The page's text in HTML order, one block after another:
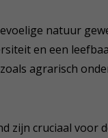
natuur
en een
agrarisch
zijn cruciaal voor